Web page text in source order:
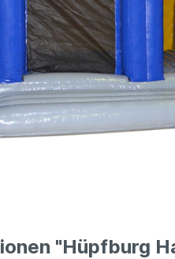
"Hüpfburg